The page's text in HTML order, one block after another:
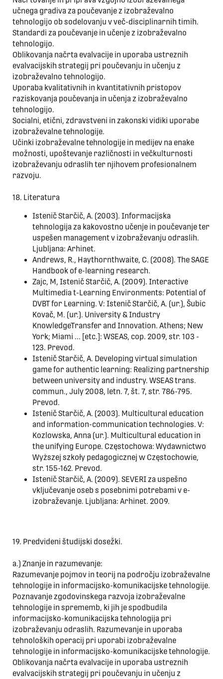
učnega gradiva za poučevanje z izobraževalno
tehnologijo ob sodelovanju v več-disciplinarnih timih.
Standardi za poučevanje in učenje z izobraževalno
tehnologijo.
Oblikovanja načrta evalvacije in uporaba ustreznih
evalvacijskih strategij pri poučevanju in učenju z
izobraževalno tehnologijo.
Uporaba kvalitativnih in kvantitativnih pristopov
raziskovanja poučevanja in učenja z izobraževalno
tehnologijo.
Socialni, etični, zdravstveni in zakonski vidiki uporabe
izobraževalne tehnologije.
Učinki izobraževalne tehnologije in medijev na enake
možnosti, upoštevanje različnosti in večkulturnosti
izobraževanju odraslih ter njihovem profesionalnem
razvoju.
18. Literatura
Istenič Starčič, A. (2003). Informacijska
tehnologija za kakovostno učenje in poučevanje ter
uspešen management v izobraževanju odraslih.
Ljubljana: Arhinet.
Andrews, R., Haythornthwaite, C. (2008). The SAGE
Handbook of e-learning research.
Zajc, M, Istenič Starčič, A. (2009). Interactive
Multimedia t-Learning Environments: Potential of
DVBT for Learning. V: Istenič Starčič, A. (ur.), Šubic
Kovač, M. (ur.). University & Industry
KnowledgeTransfer and Innovation. Athens; New
York; Miami ... [etc.]: WSEAS, cop. 2009, str. 103 -
123. Prevod.
Istenič Starčič, A. Developing virtual simulation
game for authentic learning: Realizing partnership
between university and industry. WSEAS trans.
commun., July 2008, letn. 7, št. 7, str. 786-795.
Prevod.
Istenič Starčič, A. (2003). Multicultural education
and information-communication technologies. V:
Kozlowska, Anna (ur.). Multicultural education in
the unifying Europe. Częstochowa: Wydawnictwo
Wyższej szkoły pedagogicznej w Częstochowie,
str. 155-162. Prevod.
Istenič Starčič, A. (2009). SEVERI za uspešno
vključevanje oseb s posebnimi potrebami v e-
izobraževanje. Ljubljana: Arhinet. 2009.
19. Predvideni študijski dosežki.
a.) Znanje in razumevanje:
Razumevanje pojmov in teorij na področju izobraževalne
tehnologije in informacijsko-komunikacijske tehnologije.
Poznavanje zgodovinskega razvoja izobraževalne
tehnologije in sprememb, ki jih je spodbudila
informacijsko-komunikacijska tehnologija pri
izobraževanju odraslih. Razumevanje in uporaba
tehnoloških operacij pri uporabi izobraževalne
tehnologije in informacijsko-komunikacijske tehnologije.
Oblikovanja načrta evalvacije in uporaba ustreznih
evalvacijskih strategij pri poučevanju in učenju z